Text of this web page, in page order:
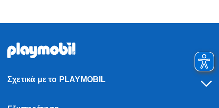
Σχετικά με το PLAYMOBIL